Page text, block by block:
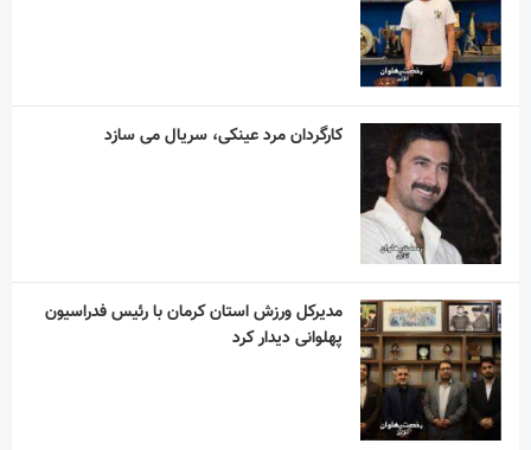
کارگردان مرد عینکی، سریال می سازد
مدیرکل ورزش استان کرمان با رئیس فدراسیون
پهلوانی دیدار کرد